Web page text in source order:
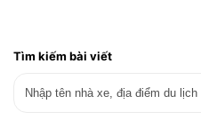
Tìm kiếm bài viết